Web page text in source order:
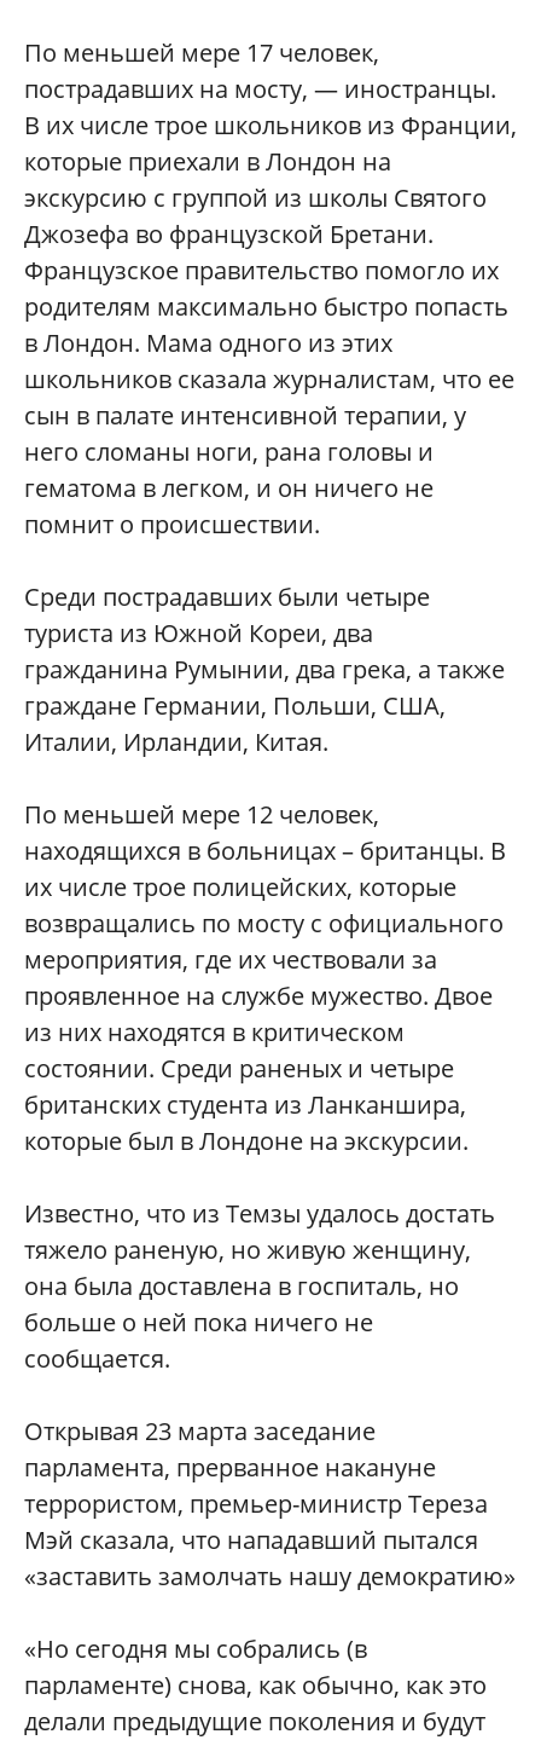
По меньшей мере 17 человек,
пострадавших на мосту, — иностранцы.
В их числе трое школьников из Франции,
которые приехали в Лондон на
экскурсию с группой из школы Святого
Джозефа во французской Бретани.
Французское правительство помогло их
родителям максимально быстро попасть
в Лондон. Мама одного из этих
школьников сказала журналистам, что ее
сын в палате интенсивной терапии, у
него сломаны ноги, рана головы и
гематома в легком, и он ничего не
помнит о происшествии.
Среди пострадавших были четыре
туриста из Южной Кореи, два
гражданина Румынии, два грека, а также
граждане Германии, Польши, США,
Италии, Ирландии, Китая.
По меньшей мере 12 человек,
находящихся в больницах – британцы. В
их числе трое полицейских, которые
возвращались по мосту с официального
мероприятия, где их чествовали за
проявленное на службе мужество. Двое
из них находятся в критическом
состоянии. Среди раненых и четыре
британских студента из Ланканшира,
которые был в Лондоне на экскурсии.
Известно, что из Темзы удалось достать
тяжело раненую, но живую женщину,
она была доставлена в госпиталь, но
больше о ней пока ничего не
сообщается.
Открывая 23 марта заседание
парламента, прерванное накануне
террористом, премьер-министр Тереза
Мэй сказала, что нападавший пытался
«заставить замолчать нашу демократию»
«Но сегодня мы собрались (в
парламенте) снова, как обычно, как это
делали предыдущие поколения и будут